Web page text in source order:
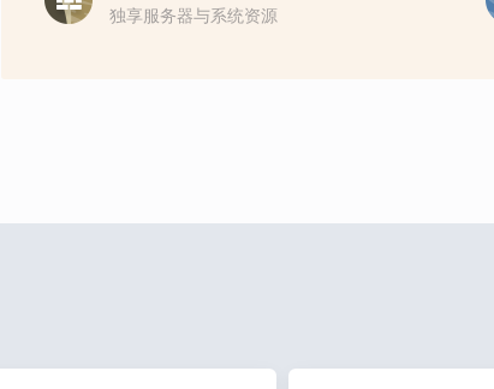
独享服务器与系统资源